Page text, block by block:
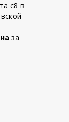
с8 в
за